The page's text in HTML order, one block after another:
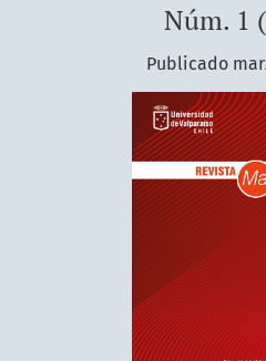
Núm. 1
Publicado